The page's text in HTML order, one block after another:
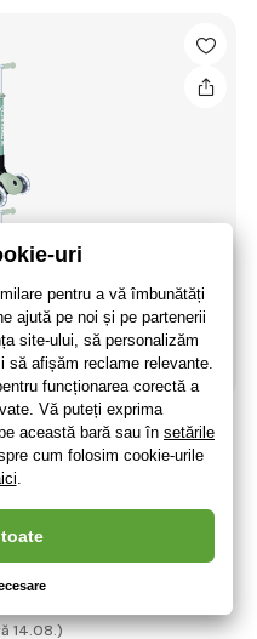
Lights Ecologic
14.08.)